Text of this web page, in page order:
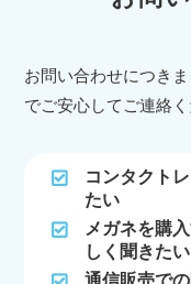
お問い合わせにつき
でご安心してご連絡く
コンタクト
たい
メガネを購
しく聞きたい